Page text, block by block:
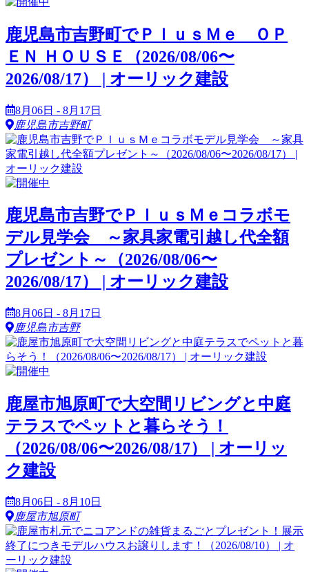
鹿児島市吉野町でＰｌｕｓＭｅ ＯＰ
ＥＮ ＨＯＵＳＥ（2026/08/06〜
2026/08/17） | オーリック建設
8月06日 - 8月17日
鹿児島市吉野町
鹿児島市吉野でＰｌｕｓＭｅコラボモ
デル見学会 ～家具家電引越し代全額
プレゼント～（2026/08/06〜
2026/08/17） | オーリック建設
8月06日 - 8月17日
鹿児島市吉野
鹿屋市旭原町で大空間リビングと中庭
テラスでペットと暮らそう！
（2026/08/06〜2026/08/17） | オーリッ
ク建設
8月06日 - 8月10日
鹿屋市旭原町